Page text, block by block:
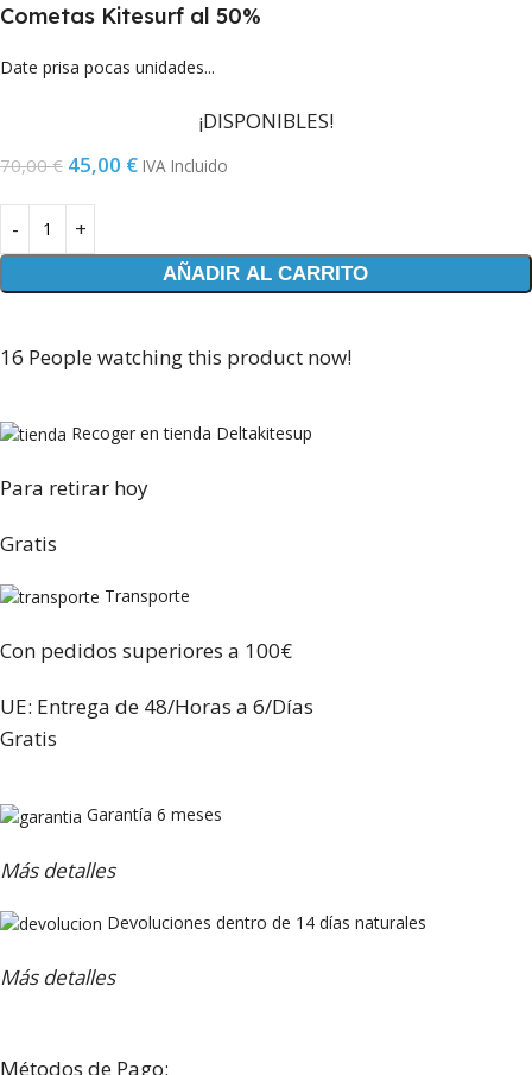
Cometas Kitesurf al 50%
Date prisa pocas unidades...
¡DISPONIBLES!
70,00€ 45,00 € IVA Incluido
AÑADIR AL CARRITO
16 People watching this product now!
Recoger en tienda Deltakitesup
Para retirar hoy
Gratis
Transporte
Con pedidos superiores a 100€
UE: Entrega de 48/Horas a 6/Días
Gratis
Garantía 6 meses
Más detalles
Devoluciones dentro de 14 días naturales
Más detalles
Métodos de Pago: